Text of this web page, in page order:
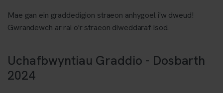
Mae gan ein graddedigion straeon anhygoel i'w dweud!
Gwrandewch ar rai o'r straeon diweddaraf isod.
Uchafbwyntiau Graddio - Dosbarth
2024